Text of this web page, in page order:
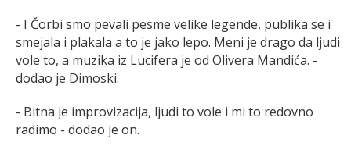
- I Čorbi smo pevali pesme velike legende, publika se i
smejala i plakala a to je jako lepo. Meni je drago da ljudi
vole to, a muzika iz Lucifera je od Olivera Mandića. -
dodao je Dimoski.
- Bitna je improvizacija, ljudi to vole i mi to redovno
radimo - dodao je on.